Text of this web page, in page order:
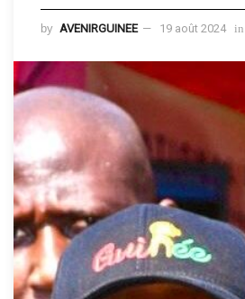
by AVENIRGUINEE 19 août 2024 in